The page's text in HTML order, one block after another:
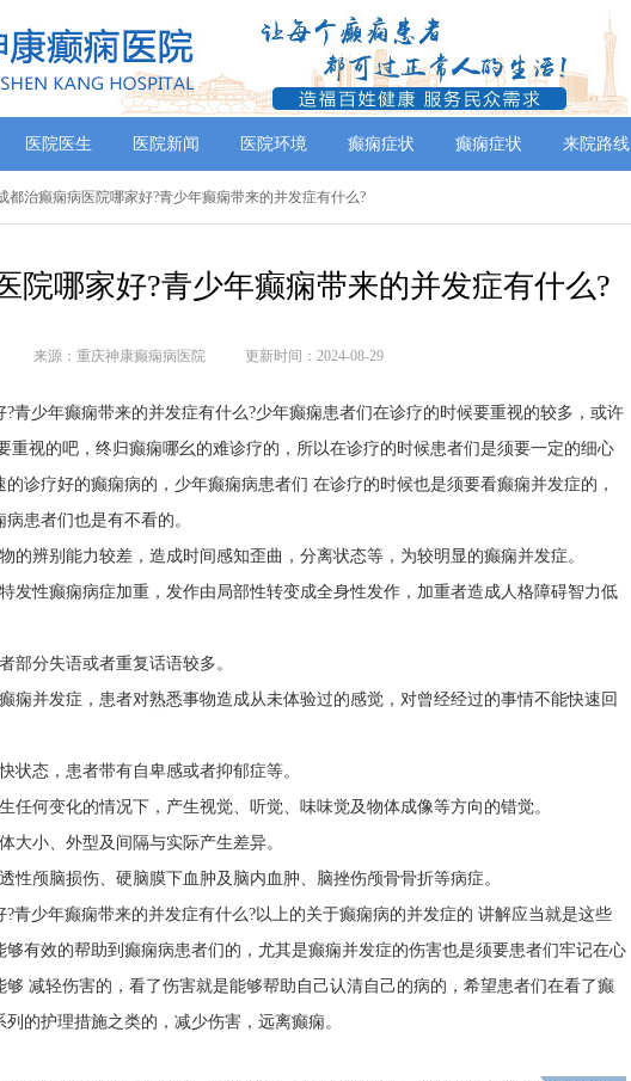
医院医生 医院新闻 医院环境 癫痫症状 癫痫症状 来院路线
都治癫痫病医院哪家好?青少年癫痫带来的并发症有什么?
院哪家好?青少年癫痫带来的并发症有什么?
来源：重庆神康癫痫病医院 更新时间：2024-08-29
?青少年癫痫带来的并发症有什么?少年癫痫患者们在诊疗的时候要重视的较多，或许
重视的吧，终归癫痫哪幺的难诊疗的，所以在诊疗的时候患者们是须要一定的细心
诊疗好的癫痫病的，少年癫痫病患者们 在诊疗的时候也是须要看癫痫并发症的，
患者们也是有不看的。
的辨别能力较差，造成时间感知歪曲，分离状态等，为较明显的癫痫并发症。
发性癫痫病症加重，发作由局部性转变成全身性发作，加重者造成人格障碍智力低
部分失语或者重复话语较多。
痫并发症，患者对熟悉事物造成从未体验过的感觉，对曾经经过的事情不能快速回
状态，患者带有自卑感或者抑郁症等。
任何变化的情况下，产生视觉、听觉、味味觉及物体成像等方向的错觉。
大小、外型及间隔与实际产生差异。
性颅脑损伤、硬脑膜下血肿及脑内血肿、脑挫伤颅骨骨折等病症。
?青少年癫痫带来的并发症有什么?以上的关于癫痫病的并发症的 讲解应当就是这些
够有效的帮助到癫痫病患者们的，尤其是癫痫并发症的伤害也是须要患者们牢记在心
够 减轻伤害的，看了伤害就是能够帮助自己认清自己的病的，希望患者们在看了癫
的护理措施之类的，减少伤害，远离癫痫。